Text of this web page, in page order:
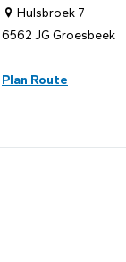
Hulsbroek 7
6562 JG Groesbeek
Plan Route